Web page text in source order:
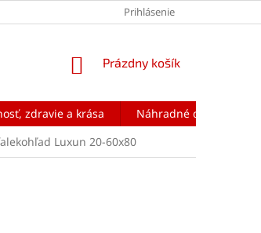
Prihlásenie
NÁKUPNÝ
Prázdny košík
zdravie a krása
Náhradné diely na
Luxun 20-60x80